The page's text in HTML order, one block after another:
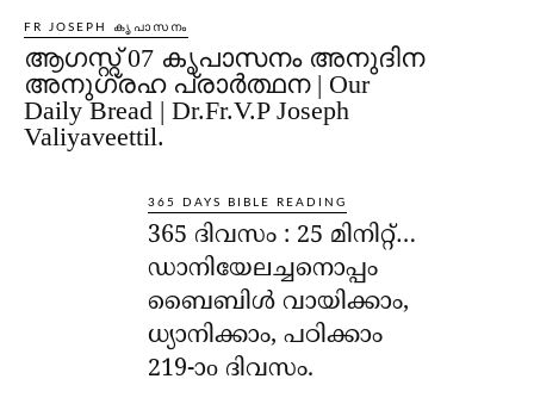
FR JOSEPH കൃപാസനം
ആഗസ്റ്റ് 07 കൃപാസനം അനുദിന
അനുഗ്രഹ പ്രാർത്ഥന | Our
Daily Bread | Dr.Fr.V.P Joseph
Valiyaveettil.
365 DAYS BIBLE READING
365 ദിവസം : 25 മിനിറ്റ്…
ഡാനിയേലച്ചനൊപ്പം
ബൈബിൾ വായിക്കാം,
ധ്യാനിക്കാം, പഠിക്കാം
219-ാo ദിവസം.